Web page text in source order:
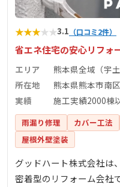
★★★★★3.1 （口コミ2件）
省エネ住宅の安心リフォ
エリア
熊本県全域（宇土
所在地
熊本県熊本市南
実績
施工実績2000棟
雨漏り修理 カバー工法
屋根外壁塗装
グッドハート株式会社は
密着型のリフォーム会社